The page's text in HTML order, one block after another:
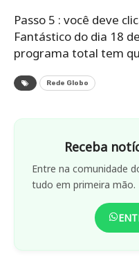
Passo 5 : você deve
Fantástico do dia 18
programa total tem
Rede Globo
Receba
Entre na comunidade
tudo em primeira mão.